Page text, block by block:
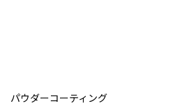
パウダーコーティング